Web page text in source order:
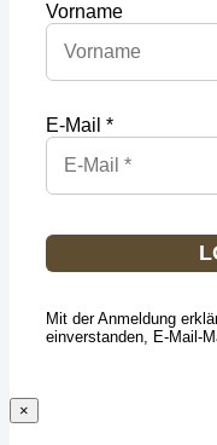
Vorname
E-Mail *
Mit der Anmeldung
einverstanden, E-Mail-
×